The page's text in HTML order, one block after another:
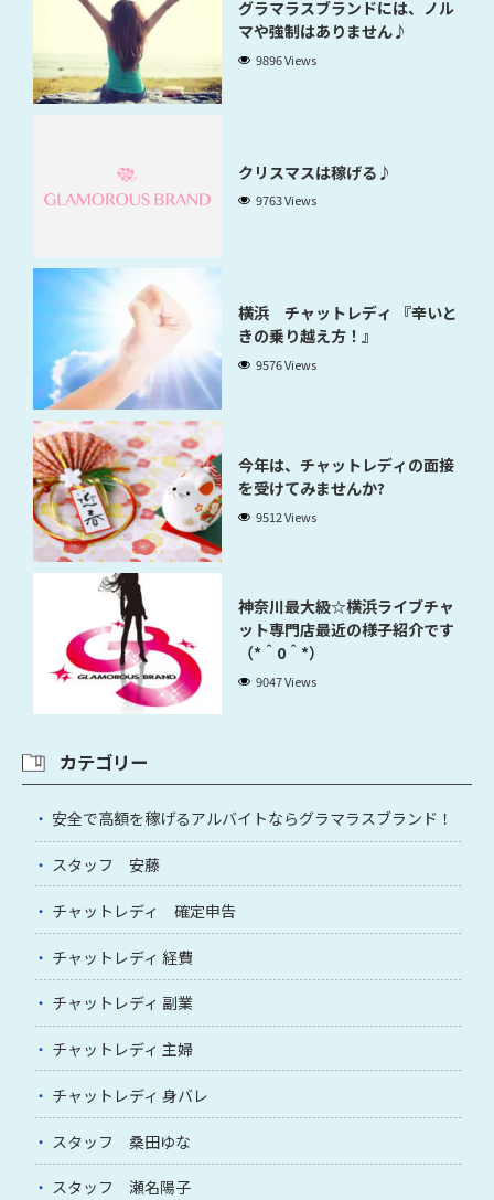
グラマラスブランドには、ノル
マや強制はありません♪
9896 Views
クリスマスは稼げる♪
9763 Views
横浜 チャットレディ 『辛いと
きの乗り越え方！』
9576 Views
今年は、チャットレディの面接
を受けてみませんか?
9512 Views
神奈川最大級☆横浜ライブチャ
ット専門店最近の様子紹介です
（*＾0＾*）
9047 Views
カテゴリー
安全で高額を稼げるアルバイトならグラマラスブランド！
スタッフ 安藤
チャットレディ 確定申告
チャットレディ 経費
チャットレディ 副業
チャットレディ 主婦
チャットレディ 身バレ
スタッフ 桑田ゆな
スタッフ 瀬名陽子